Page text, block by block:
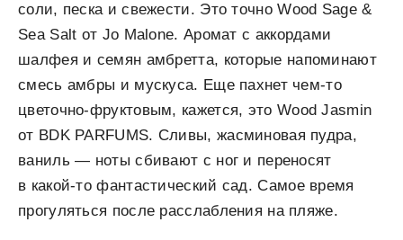
соли, песка и свежести. Это точно Wood Sage &
Sea Salt от Jo Malone. Аромат с аккордами
шалфея и семян амбретта, которые напоминают
смесь амбры и мускуса. Еще пахнет чем-то
цветочно-фруктовым, кажется, это Wood Jasmin
от BDK PARFUMS. Сливы, жасминовая пудра,
ваниль — ноты сбивают с ног и переносят
в какой-то фантастический сад. Самое время
прогуляться после расслабления на пляже.